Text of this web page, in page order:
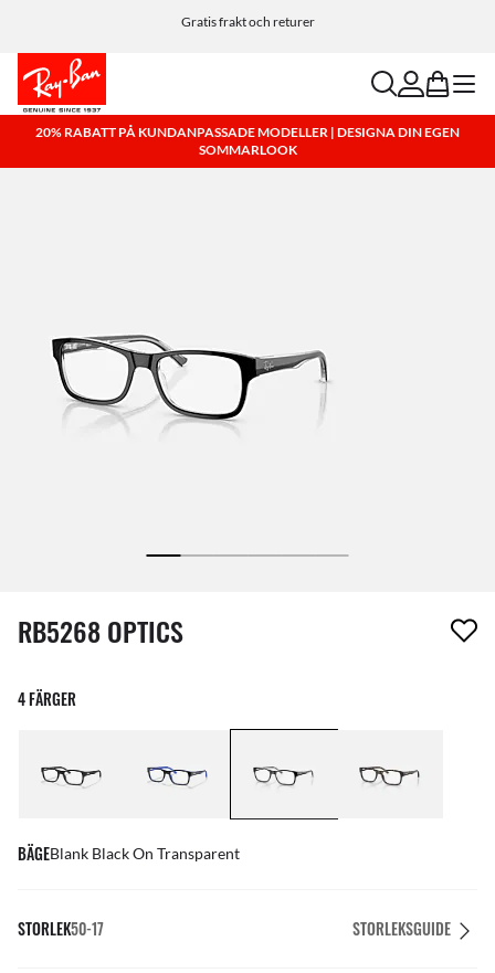
Gratis frakt och returer
Anpassa dina solglasögon och lägg till en gravyr utan kostnad.
searchaccount
bag menu
20% RABATT PÅ KUNDANPASSADE MODELLER | DESIGNA DIN EGEN
SOMMARLOOK
1 artikel har tagits bort från din önskelista
RB5268 OPTICS
4 FÄRGER
BÄGEBlank Black On Transparent
STORLEK50-17 STORLEKSGUIDE